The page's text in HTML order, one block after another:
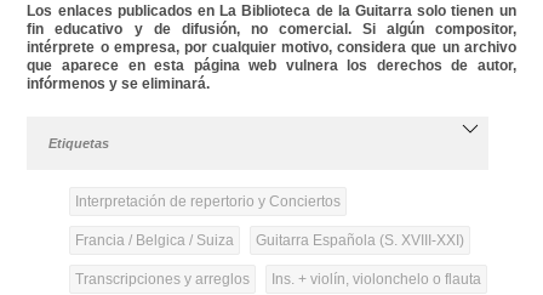
Los enlaces publicados en La Biblioteca de la Guitarra solo tienen un
fin educativo y de difusión, no comercial. Si algún compositor,
intérprete o empresa, por cualquier motivo, considera que un archivo
que aparece en esta página web vulnera los derechos de autor,
infórmenos y se eliminará.
Etiquetas
Interpretación de repertorio y Conciertos
Francia / Belgica / Suiza Guitarra Española (S. XVIII-XXI)
Transcripciones y arreglos Ins. + violín, violonchelo o flauta